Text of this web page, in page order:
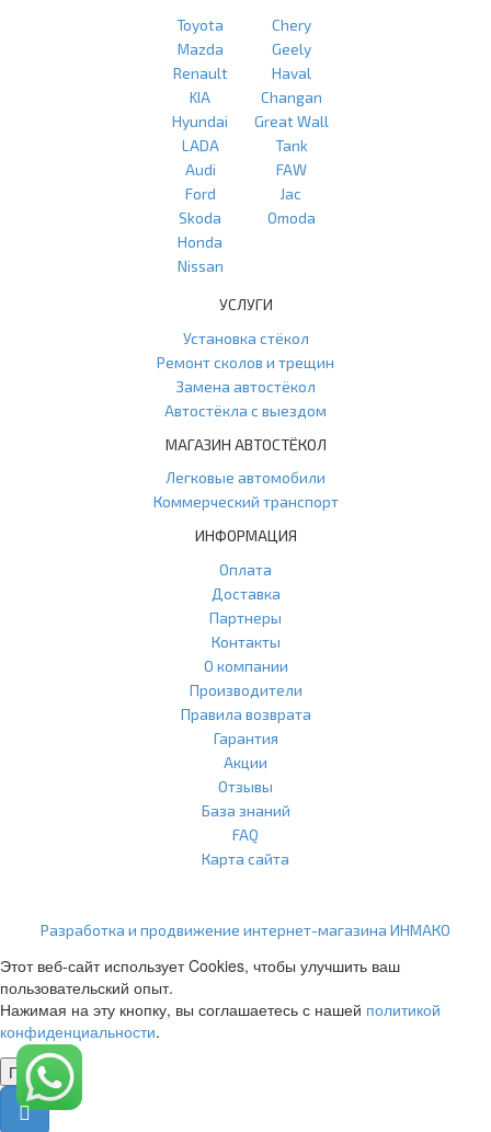
Toyota
Mazda
Renault
KIA
Hyundai
LADA
Audi
Ford
Skoda
Honda
Nissan
Chery
Geely
Haval
Changan
Great Wall
Tank
FAW
Jac
Omoda
УСЛУГИ
Установка стёкол
Ремонт сколов и трещин
Замена автостёкол
Автостёкла с выездом
МАГАЗИН АВТОСТЁКОЛ
Легковые автомобили
Коммерческий транспорт
ИНФОРМАЦИЯ
Оплата
Доставка
Партнеры
Контакты
О компании
Производители
Правила возврата
Гарантия
Акции
Отзывы
База знаний
FAQ
Карта сайта
Разработка и продвижение интернет-магазина ИНМАКО
Этот веб-сайт использует Cookies, чтобы улучшить ваш
пользовательский опыт.
Нажимая на эту кнопку, вы соглашаетесь с нашей политикой
конфиденциальности.
Понятно